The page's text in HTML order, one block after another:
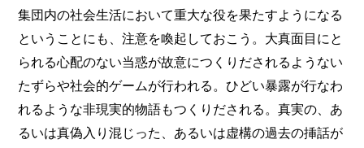
集団内の社会生活において重大な役を果たすようになる
ということにも、注意を喚起しておこう。大真面目にと
られる心配のない当惑が故意につくりだされるようない
たずらや社会的ゲームが行われる。ひどい暴露が行なわ
れるような非現実的物語もつくりだされる。真実の、あ
るいは真偽入り混じった、あるいは虚構の過去の挿話が